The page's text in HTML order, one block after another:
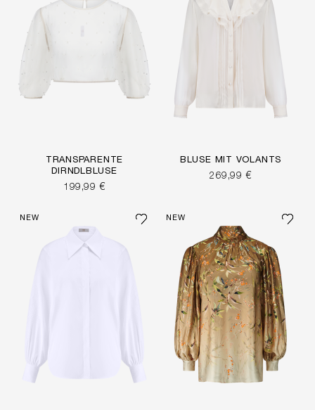
TRANSPARENTE
DIRNDLBLUSE
199,99 €
BLUSE MIT VOLANTS
269,99 €
NEW NEW